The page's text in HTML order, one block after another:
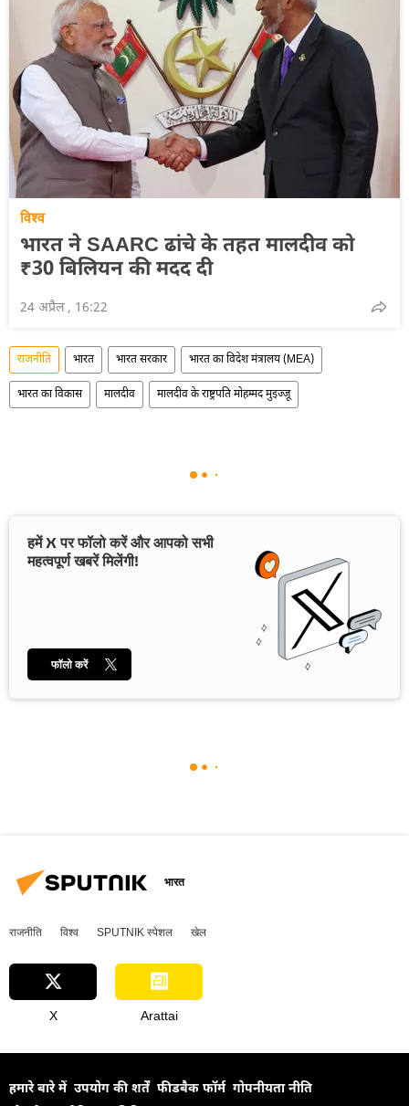
विश्व
भारत ने SAARC ढांचे के तहत मालदीव को
₹30 बिलियन की मदद दी
24 अप्रैल , 16:22
राजनीति भारत भारत सरकार भारत का विदेश मंत्रालय (MEA)
भारत का विकास मालदीव मालदीव के राष्ट्रपति मोहम्मद मुइज्जू
हमें X पर फॉलो करें और आपको सभी
महत्वपूर्ण खबरें मिलेंगी!
फॉलो करें
भारत
राजनीति विश्व SPUTNIK स्पेशल खेल
X Arattai
हमारे बारे में उपयोग की शर्तें फीडबैक फॉर्म गोपनीयता नीति